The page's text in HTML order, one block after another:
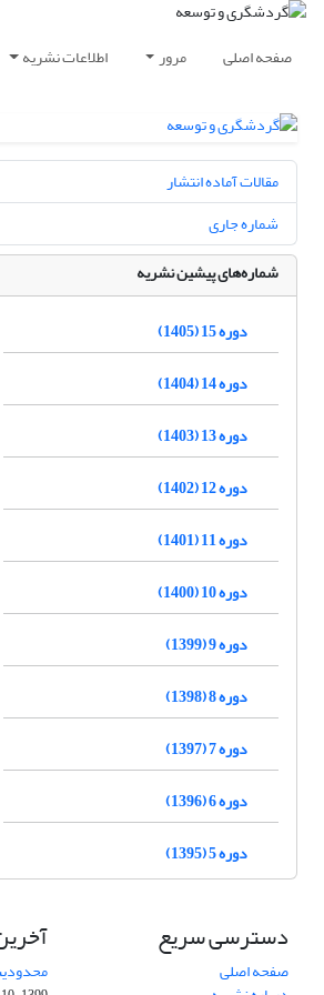
صفحه اصلی مرور اطلاعات نشریه
مقالات آماده انتشار
شماره جاری
شماره‌های پیشین نشریه
دوره 15 (1405)
دوره 14 (1404)
دوره 13 (1403)
دوره 12 (1402)
دوره 11 (1401)
دوره 10 (1400)
دوره 9 (1399)
دوره 8 (1398)
دوره 7 (1397)
دوره 6 (1396)
دوره 5 (1395)
دسترسی سریع
صفحه اصلی